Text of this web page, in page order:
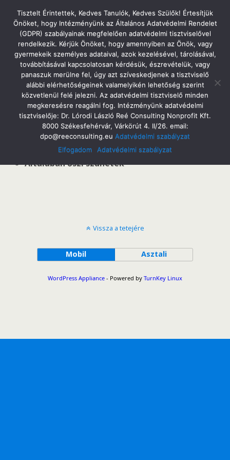
Tatabányai Árpád Gimnázium
Salzburg
Salzburg
Fő cél:osztrák kultúra, nevezetességek
megismerése és a nyelvgyakorlás (német).
Általában őszi szünetek
Vissza a tetejére
Mobil Asztali
Tisztelt Érintettek, Kedves Tanulók, Kedves Szülők! Értesítjük
Önöket, hogy Intézményünk az Általános Adatvédelmi Rendelet
(GDPR) szabályainak megfelelően adatvédelmi tisztviselővel
rendelkezik. Kérjük Önöket, hogy amennyiben az Önök, vagy
gyermekeik személyes adataival, azok kezelésével, tárolásával,
továbbításával kapcsolatosan kérdésük, észrevételük, vagy
panaszuk merülne fel, úgy azt szíveskedjenek a tisztviselő
alábbi elérhetőségeinek valamelyikén lehetőség szerint
közvetlenül felé jelezni. Az adatvédelmi tisztviselő minden
megkeresésre reagálni fog. Intézményünk adatvédelmi
tisztviselője: Dr. Lórodi László Reé Consulting Nonprofit Kft.
8000 Székesfehérvár, Várkörút 4. II/26. email:
dpo@reeconsulting.eu Adatvédelmi szabályzat
Elfogadom
Adatvédelmi szabályzat
WordPress Appliance - Powered by TurnKey Linux